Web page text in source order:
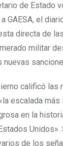
de Estado
GAESA, el
directa de
militar
nuevas
calificó las
escalada más
en la
Unidos».
de los